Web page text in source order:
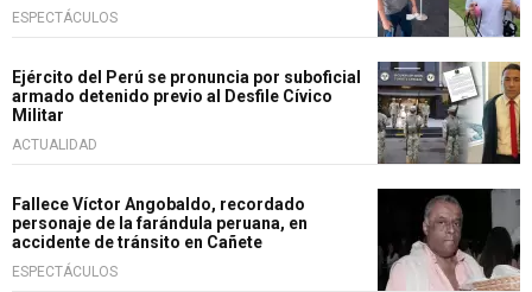
ESPECTÁCULOS
Ejército del Perú se pronuncia por suboficial
armado detenido previo al Desfile Cívico
Militar
ACTUALIDAD
Fallece Víctor Angobaldo, recordado
personaje de la farándula peruana, en
accidente de tránsito en Cañete
ESPECTÁCULOS